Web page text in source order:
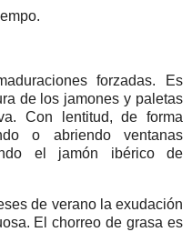
forzadas. Es
de los jamones y paletas
Con lentitud, de forma
o abriendo ventanas
el jamón ibérico de
de verano la exudación
El chorreo de grasa es